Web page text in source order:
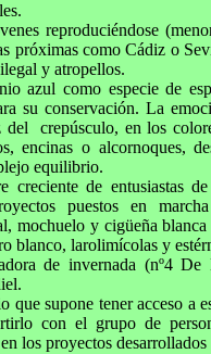
reproduciéndose
próximas como Cádiz o
y atropellos.
azul como especie de
su conservación. La
del crepúsculo, en los
encinas o alcornoques,
equilibrio.
creciente de entusiastas
puestos en
mochuelo y cigüeña
blanco, larolimícolas y
de invernada (nº4
que supone tener acceso a
con el grupo de
los proyectos